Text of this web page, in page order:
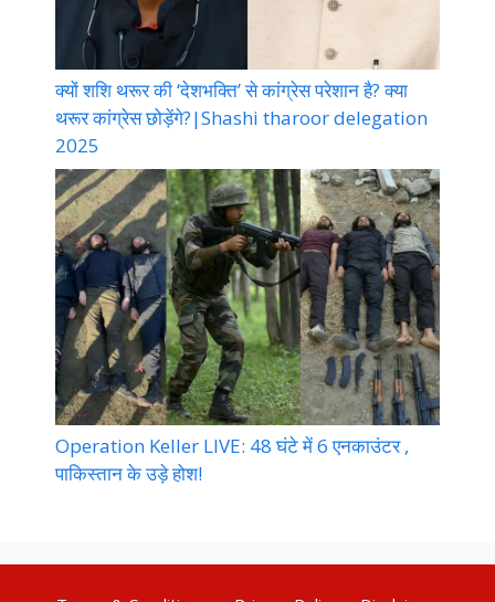
क्यों शशि थरूर की ‘देशभक्ति’ से कांग्रेस परेशान है? क्या
थरूर कांग्रेस छोड़ेंगे?|Shashi tharoor delegation
2025
Operation Keller LIVE: 48 घंटे में 6 एनकाउंटर ,
पाकिस्तान के उड़े होश!